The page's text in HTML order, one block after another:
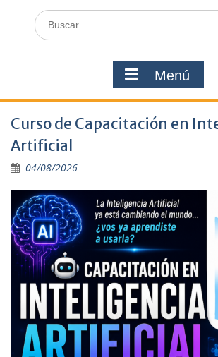
Buscar:
Menú
Curso de Capacitación en
Artificial
04/08/2026